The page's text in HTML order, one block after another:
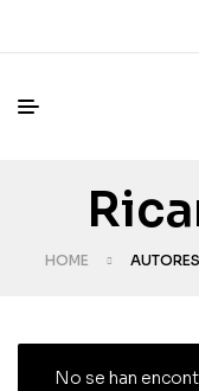
HOME
No se han